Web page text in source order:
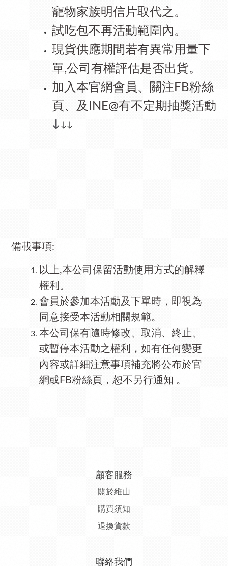
寵物家族明信片取代之。
試吃包不再活動範圍內。
現貨供應期間若有異常用量下
單,公司有權評估是否出貨。
加入本官網會員、 關注 FB粉絲
頁、及
INE@有不定期抽獎活動
↓↓↓
備載事項:
以上,本公司保留活動使用方式的解釋
權利。
會員於參加本活動及下單時，即視為
同意接受本活動相關規範。
本公司保有隨時修改、取消、終止、
或暫停本活動之權利，如有任何變更
內容或詳細注意事項補充將公布於官
網或 FB粉絲頁，恕不另行通知 。
顧客服務
關於維山
購買須知
退換貨款
聯絡我們